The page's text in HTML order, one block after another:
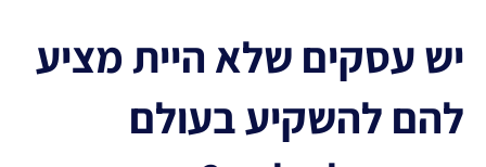
יש עסקים שלא היית מציע
להם להשקיע בעולם